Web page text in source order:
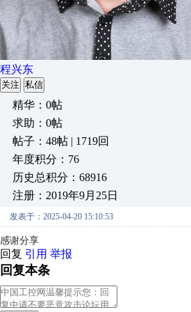
程兴东
关注 私信
精华：0帖
求助：0帖
帖子：48帖 | 1719回
年度积分：76
历史总积分：68916
注册：2019年9月25日
发表于：2025-04-20 15:10:53
感谢分享
回复 引用 举报
回复本条